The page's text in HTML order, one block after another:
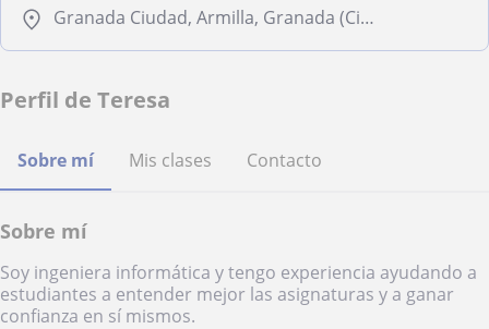
Granada Ciudad, Armilla, Granada (Ciudad), Huétor Vega, La Zubia, Ogíjares, Cenes de la Vega
Perfil de Teresa
Sobre mí Mis clases Contacto
Sobre mí
Soy ingeniera informática y tengo experiencia ayudando a
estudiantes a entender mejor las asignaturas y a ganar
confianza en sí mismos.